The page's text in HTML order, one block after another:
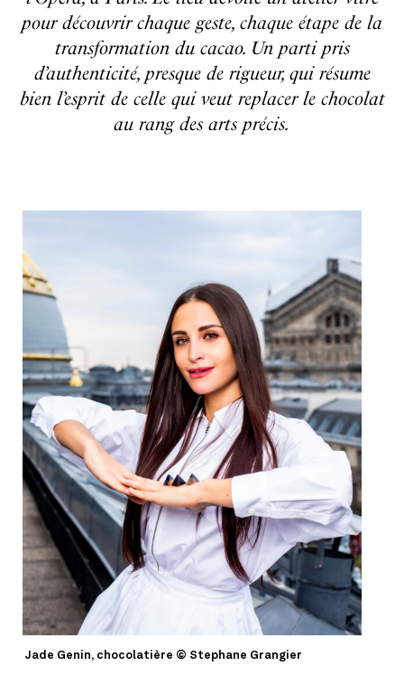
pour découvrir chaque geste, chaque étape de la
transformation du cacao. Un parti pris
d’authenticité, presque de rigueur, qui résume
bien l’esprit de celle qui veut replacer le chocolat
au rang des arts précis.
Jade Genin, chocolatière © Stephane Grangier